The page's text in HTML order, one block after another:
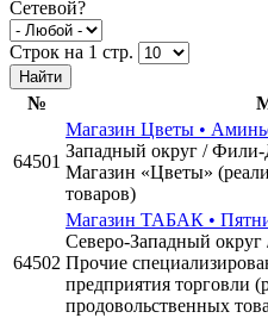
Сетевой?
Строк на 1 стр.
№
64501
Магазин Цветы •
Западный округ /
Магазин «Цветы»
товаров)
64502
Магазин ТАБАК •
Северо-Западный
Прочие
предприятия торговли
продовольственных